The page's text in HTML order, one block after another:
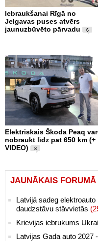
Iebraukšanai Rīgā no
Jelgavas puses atvērs
jaunuzbūvēto pārvadu
6
Elektriskais Škoda Peaq
nobraukt līdz pat 650 km (+
VIDEO)
8
JAUNĀKAIS FORUMĀ
Latvijā sadeg
daudzstāvu stāvvietās
Krievijas iebrukums
Latvijas Gada auto 2027